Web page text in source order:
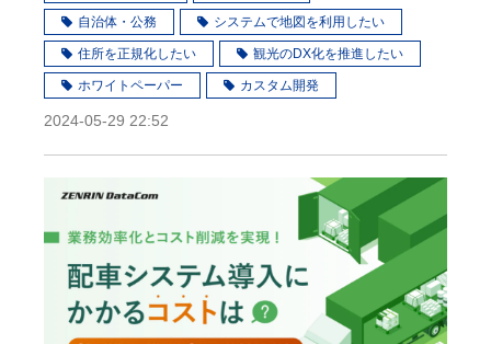
自治体・公務 システムで地図を利用したい
住所を正規化したい 観光のDX化を推進したい
ホワイトペーパー カスタム開発
2024-05-29 22:52